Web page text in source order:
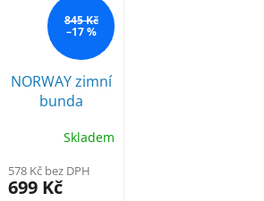
845 Kč
–17 %
NORWAY zimní
bunda
Skladem
578 Kč bez DPH
699 Kč